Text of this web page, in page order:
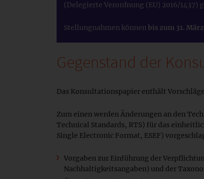
(Delegierte Verordnung (EU) 2016/1437)
Stellungnahmen könnenbis zum 31.
Gegenstand der
Das Konsultationspapier enthält
Zum einen werden Änderungen an den
Technical Standards, RTS) für das
Single Electronic Format, ESEF)
Vorgaben zur Einführung der
Nachhaltigkeitsangaben) und der